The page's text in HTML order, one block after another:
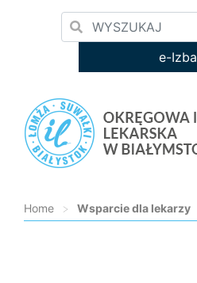
e-Izba
Home > Wsparcie dla lekarzy